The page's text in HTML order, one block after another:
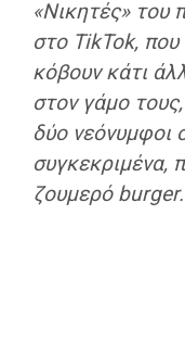
«Νικητές» του
στο TikTok, που
κόβουν κάτι
στον γάμο
δύο νεόνυμφοι
συγκεκριμένα,
ζουμερό burger.